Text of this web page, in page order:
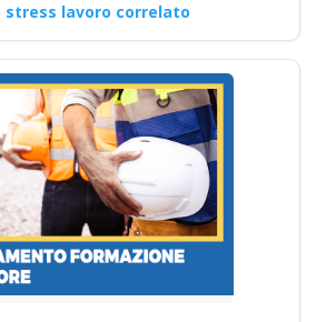
basso medio
alto
obbligatoria per
attenzione sulla
sul lavoro Modulo
Aggiuntivo Cantieri…
Continua
stress lavoro correlato